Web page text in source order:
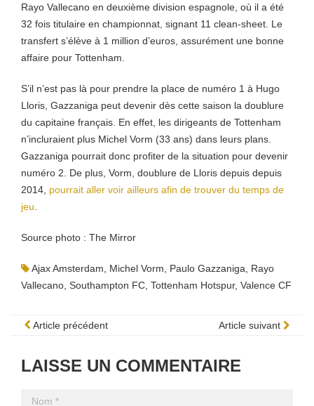
Rayo Vallecano en deuxième division espagnole, où il a été
32 fois titulaire en championnat, signant 11 clean-sheet. Le
transfert s’élève à 1 million d’euros, assurément une bonne
affaire pour Tottenham.
S’il n’est pas là pour prendre la place de numéro 1 à Hugo
Lloris, Gazzaniga peut devenir dès cette saison la doublure
du capitaine français. En effet, les dirigeants de Tottenham
n’incluraient plus Michel Vorm (33 ans) dans leurs plans.
Gazzaniga pourrait donc profiter de la situation pour devenir
numéro 2. De plus, Vorm, doublure de Lloris depuis depuis
2014, pourrait aller voir ailleurs afin de trouver du temps de
jeu
Source photo : The Mirror
Ajax Amsterdam Michel Vorm Paulo Gazzaniga
Rayo
Vallecano Southampton FC Tottenham Hotspur, Valence CF
Article précédent Article suivant
LAISSE UN COMMENTAIRE